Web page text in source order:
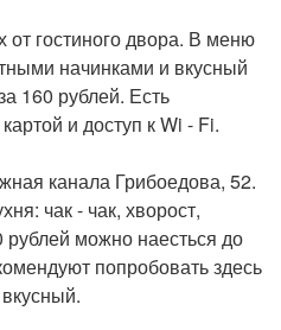
от гостиного двора. В меню
начинками и вкусный
160 рублей. Есть
и доступ к Wi - Fi.
канала Грибоедова, 52.
чак - чак, хворост,
можно наесться до
попробовать здесь